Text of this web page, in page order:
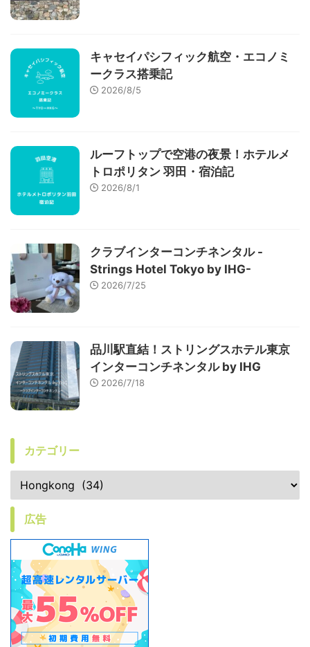
キャセイパシフィック航空・エコノミ
ークラス搭乗記
2026/8/5
ルーフトップで空港の夜景！ホテルメ
トロポリタン 羽田・宿泊記
2026/8/1
クラブインターコンチネンタル -
Strings Hotel Tokyo by IHG-
2026/7/25
品川駅直結！ストリングスホテル東京
インターコンチネンタル by IHG
2026/7/18
カテゴリー
広告